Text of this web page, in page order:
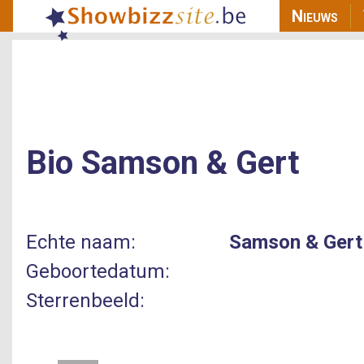
Main
Nieuws
Bio Samson & Gert
Echte naam:
Samson & Gert
Geboortedatum:
Sterrenbeeld: